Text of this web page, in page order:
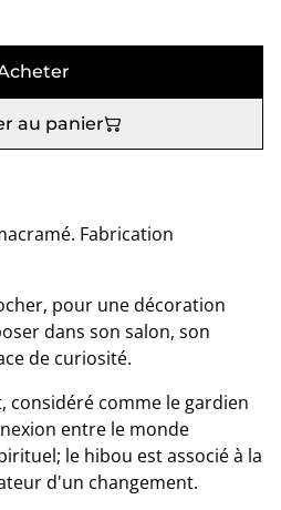
au panier
Fabrication
pour une décoration
dans son salon, son
de curiosité.
considéré comme le gardien
entre le monde
le hibou est associé à la
d'un changement.